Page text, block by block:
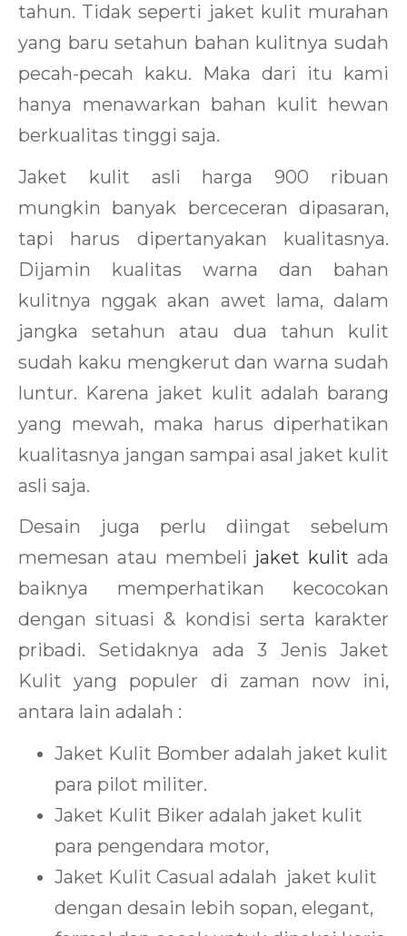
tahun. Tidak seperti jaket kulit murahan
yang baru setahun bahan kulitnya sudah
pecah-pecah kaku. Maka dari itu kami
hanya menawarkan bahan kulit hewan
berkualitas tinggi saja.
Jaket kulit asli harga 900 ribuan
mungkin banyak berceceran dipasaran,
tapi harus dipertanyakan kualitasnya.
Dijamin kualitas warna dan bahan
kulitnya nggak akan awet lama, dalam
jangka setahun atau dua tahun kulit
sudah kaku mengkerut dan warna sudah
luntur. Karena jaket kulit adalah barang
yang mewah, maka harus diperhatikan
kualitasnya jangan sampai asal jaket kulit
asli saja.
Desain juga perlu diingat sebelum
memesan atau membeli jaket kulit ada
baiknya memperhatikan kecocokan
dengan situasi & kondisi serta karakter
pribadi. Setidaknya ada 3 Jenis Jaket
Kulit yang populer di zaman now ini,
antara lain adalah :
Jaket Kulit Bomber adalah jaket kulit
para pilot militer.
Jaket Kulit Biker adalah jaket kulit
para pengendara motor,
Jaket Kulit Casual adalah jaket kulit
dengan desain lebih sopan, elegant,